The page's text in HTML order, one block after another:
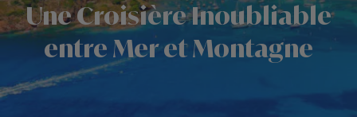
Une Croisière Inoubliable
entre Mer et Montagne